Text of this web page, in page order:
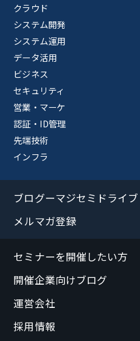
クラウド
システム開発
システム運用
データ活用
ビジネス
セキュリティ
営業・マーケ
認証・ID管理
先端技術
インフラ
ブログーマジセミドライブ
メルマガ登録
セミナーを開催したい方
開催企業向けブログ
運営会社
採用情報